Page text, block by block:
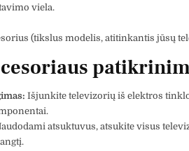
viela.
(tikslus modelis, atitinkantis jūsų
Išjunkite televizorių iš elektros
atsuktuvus, atsukite visus